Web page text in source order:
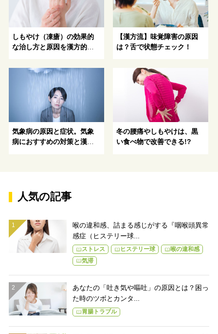
しもやけ（凍瘡）の効果的
な治し方と原因を漢方的に
【漢方流】味覚障害の原因
は？舌で状態チェック！
気象病の原因と症状。気象
病におすすめの対策と漢方
冬の腰痛やしもやけは、黒
い食べ物で改善できる!?
人気の記事
喉の違和感、詰まる感じがする『咽喉頭異常
感症（ヒステリー球...
ストレス ヒステリー球
喉の違和感
気滞
あなたの「吐き気や嘔吐」の原因とは？困っ
た時のツボとカンタ...
胃腸トラブル